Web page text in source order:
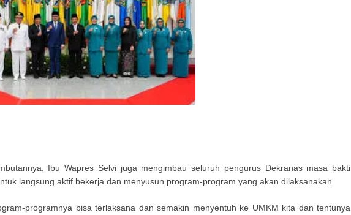
Ibu Wapres Selvi juga mengimbau seluruh pengurus Dekranas masa bakti
langsung aktif bekerja dan menyusun program-program yang akan dilaksanakan
programnya bisa terlaksana dan semakin menyentuh ke UMKM kita dan tentunya